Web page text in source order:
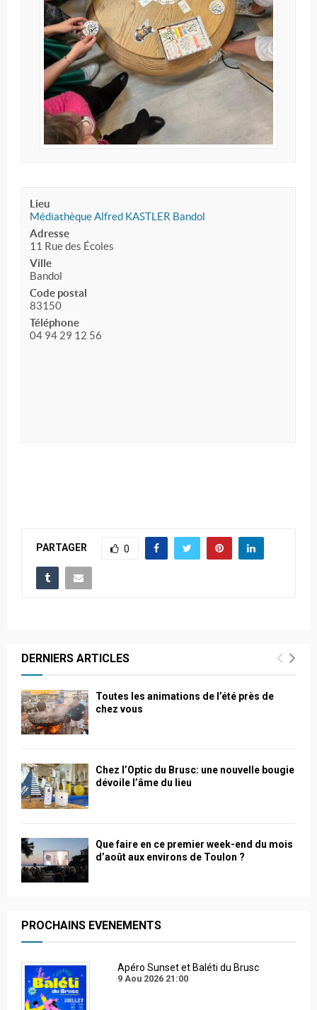
Lieu
Médiathèque Alfred KASTLER Bandol
Adresse
11 Rue des Écoles
Ville
Bandol
Code postal
83150
Téléphone
04 94 29 12 56
PARTAGER 0
DERNIERS ARTICLES
Toutes les animations de l’été près de
chez vous
Chez l’Optic du Brusc: une nouvelle bougie
dévoile l’âme du lieu
Que faire en ce premier week-end du mois
d’août aux environs de Toulon ?
PROCHAINS EVENEMENTS
Apéro Sunset et Baléti du Brusc
9 Aou 2026 21:00